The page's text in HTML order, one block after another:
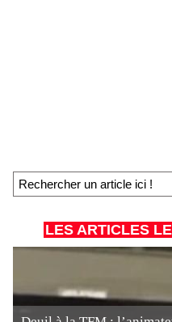
LES ARTICLES